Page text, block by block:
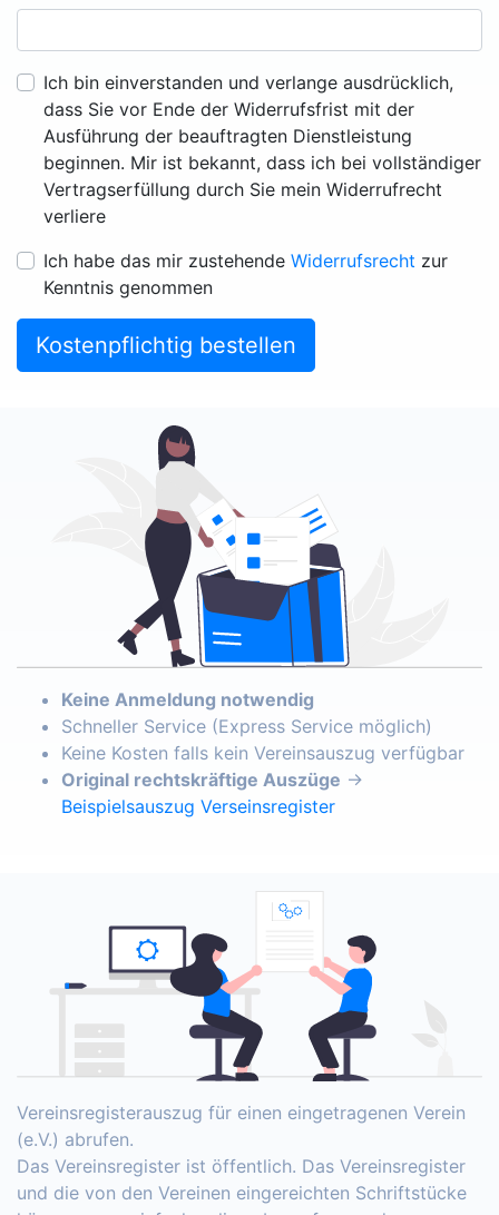
Ich bin einverstanden und verlange ausdrücklich,
dass Sie vor Ende der Widerrufsfrist mit der
Ausführung der beauftragten Dienstleistung
beginnen. Mir ist bekannt, dass ich bei vollständiger
Vertragserfüllung durch Sie mein Widerrufrecht
verliere
Ich habe das mir zustehende Widerrufsrecht zur
Kenntnis genommen
Kostenpflichtig bestellen
Keine Anmeldung notwendig
Schneller Service (Express Service möglich)
Keine Kosten falls kein Vereinsauszug verfügbar
Original rechtskräftige Auszüge →
Beispielsauszug Verseinsregister
Vereinsregisterauszug für einen eingetragenen Verein
(e.V.) abrufen.
Das Vereinsregister ist öffentlich. Das Vereinsregister
und die von den Vereinen eingereichten Schriftstücke